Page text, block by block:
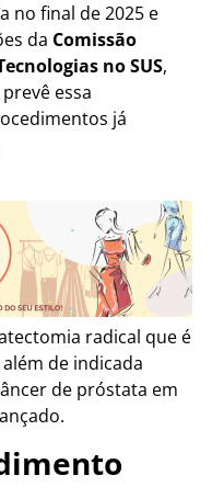
no final de 2025 e
da Comissão
no SUS,
essa
já
radical que é
de indicada
de próstata em